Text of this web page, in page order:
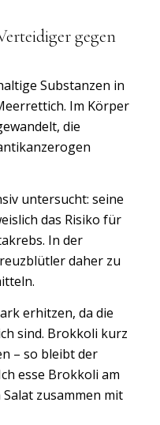
gegen
Substanzen in
Im Körper
die
untersucht: seine
das Risiko für
In der
daher zu
erhitzen, da die
sind. Brokkoli kurz
– so bleibt der
esse Brokkoli am
zusammen mit